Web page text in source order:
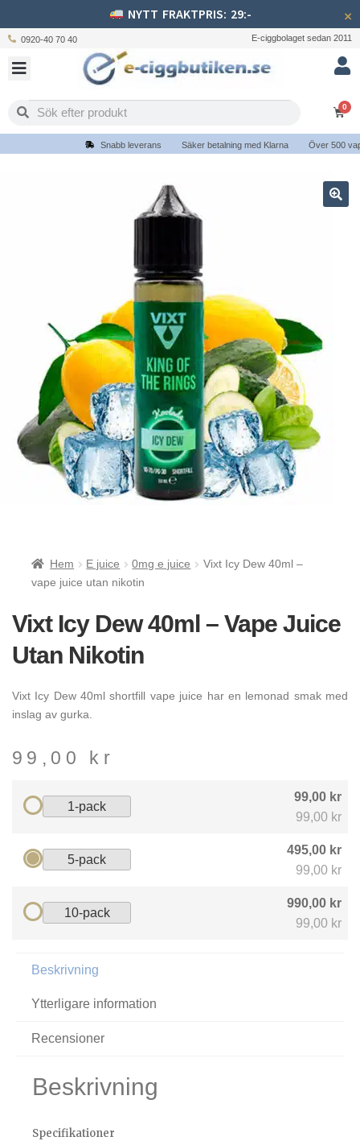
NYTT FRAKTPRIS: 29:- ×
0920-40 70 40 E-ciggbolaget sedan 2011
0
Snabb leverans Säker betalning med Klarna Över 500
Hem E juice 0mg e juice
Vixt Icy Dew 40ml –
vape juice utan nikotin
Vixt Icy Dew 40ml – Vape Juice
Utan Nikotin
Vixt Icy Dew 40ml shortfill vape juice har en lemonad smak med
inslag av gurka.
99,00 kr
1-pack
99,00 kr
99,00 kr
5-pack
495,00 kr
99,00 kr
10-pack
990,00 kr
99,00 kr
Beskrivning
Ytterligare information
Recensioner
Beskrivning
Specifikationer